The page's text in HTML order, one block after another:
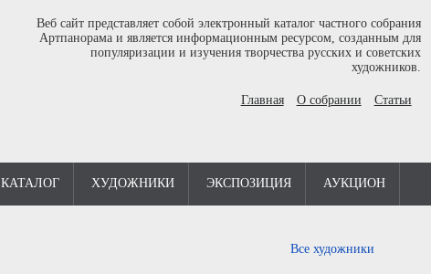
Веб сайт представляет собой электронный каталог частного собрания
Артпанорама и является информационным ресурсом, созданным для
популяризации и изучения творчества русских и советских
художников.
Главная О собрании Статьи
КАТАЛОГ ХУДОЖНИКИ ЭКСПОЗИЦИЯ АУКЦИОН
Все художники